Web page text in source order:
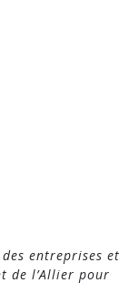
entreprises et
de l’Allier pour